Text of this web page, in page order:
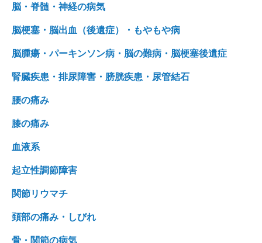
脳・脊髄・神経の病気
脳梗塞・脳出血（後遺症）・もやもや病
脳腫瘍・パーキンソン病・脳の難病・脳梗塞後遺症
腎臓疾患・排尿障害・膀胱疾患・尿管結石
腰の痛み
膝の痛み
血液系
起立性調節障害
関節リウマチ
頚部の痛み・しびれ
骨・関節の病気